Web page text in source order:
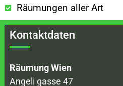
Räumungen aller Art
Kontaktdaten
Räumung Wien
Angeli gasse 47